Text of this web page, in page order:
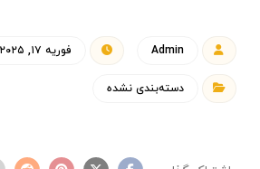
Admin فوریه ۱۷, ۲۰۲۵
دسته‌بندی نشده